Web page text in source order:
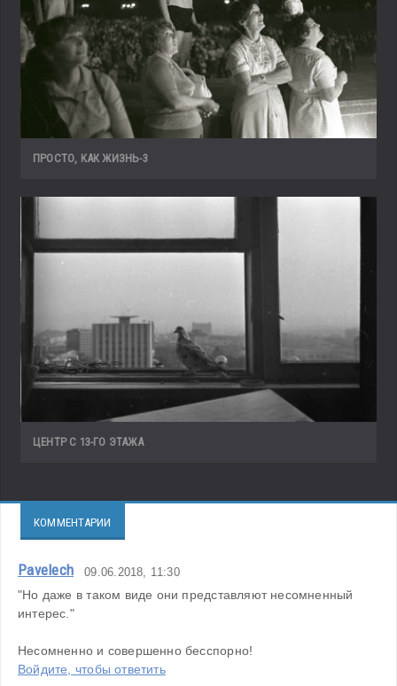
ПРОСТО, КАК ЖИЗНЬ-3
ЦЕНТР С 13-ГО ЭТАЖА
КОММЕНТАРИИ
Pavelech 09.06.2018, 11:30
"Но даже в таком виде они представляют несомненный
интерес."
Несомненно и совершенно бесспорно!
Войдите, чтобы ответить